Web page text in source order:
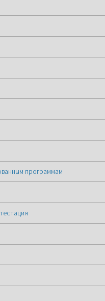
программам